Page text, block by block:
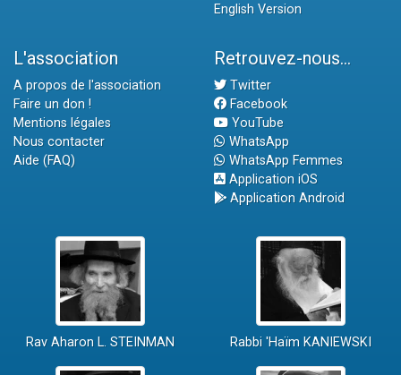
English Version
L'association
A propos de l'association
Faire un don !
Mentions légales
Nous contacter
Aide (FAQ)
Retrouvez-nous...
Twitter
Facebook
YouTube
WhatsApp
WhatsApp Femmes
Application iOS
Application Android
Rav Aharon L. STEINMAN Rabbi 'Haïm KANIEWSKI